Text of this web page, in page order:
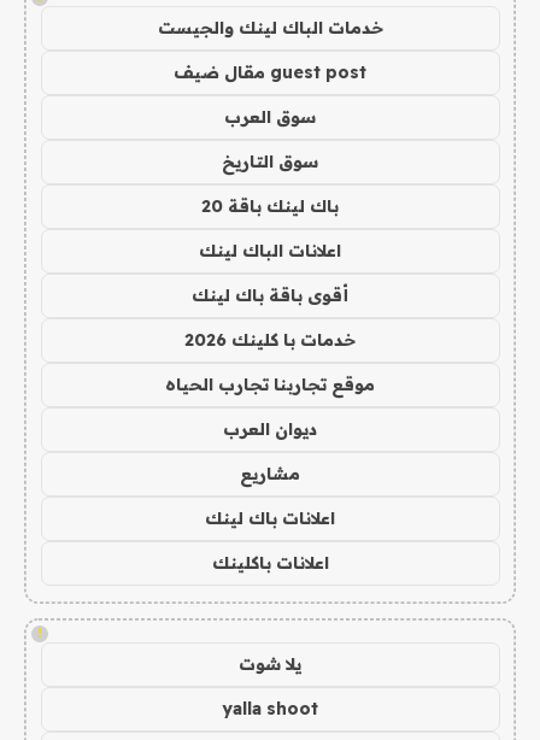
خدمات الباك لينك والجيست
guest post مقال ضيف
سوق العرب
سوق التاريخ
باك لينك باقة 20
اعلانات الباك لينك
أقوى باقة باك لينك
خدمات با كلينك 2026
موقع تجاربنا تجارب الحياه
ديوان العرب
مشاريع
اعلانات باك لينك
اعلانات باكلينك
!
يلا شوت
yalla shoot